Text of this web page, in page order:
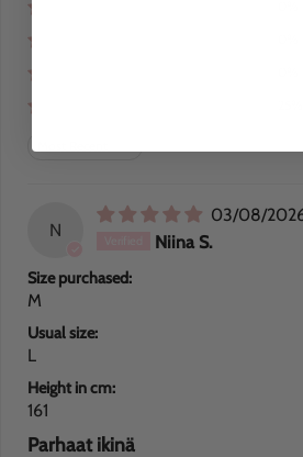
N
03/08/
Niina S.
Size purchased:
M
Usual size:
L
Height in cm:
161
Parhaat ikinä